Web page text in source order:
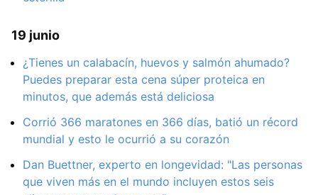
19 junio
¿Tienes un calabacín, huevos y salmón ahumado?
Puedes preparar esta cena súper proteica en
minutos, que además está deliciosa
Corrió 366 maratones en 366 días, batió un récord
mundial y esto le ocurrió a su corazón
Dan Buettner, experto en longevidad: "Las personas
que viven más en el mundo incluyen estos seis